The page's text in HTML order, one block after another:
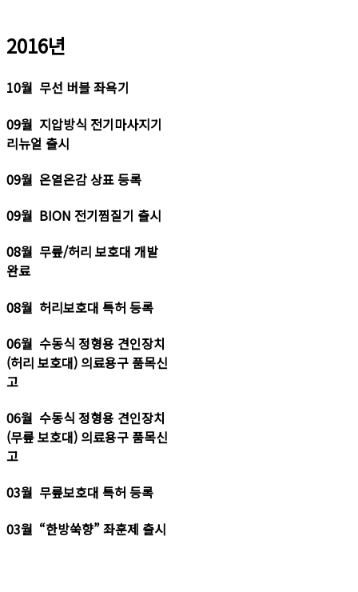
2016년
10월 무선 버블 좌욕기
09월 지압방식 전기마사지기
리뉴얼 출시
09월 온열온감 상표 등록
09월 BION 전기찜질기 출시
08월 무릎/허리 보호대 개발
완료
08월 허리보호대 특허 등록
06월 수동식 정형용 견인장치
(허리 보호대) 의료용구 품목신
고
06월 수동식 정형용 견인장치
(무릎 보호대) 의료용구 품목신
고
03월 무릎보호대 특허 등록
03월 “한방쑥향” 좌훈제 출시